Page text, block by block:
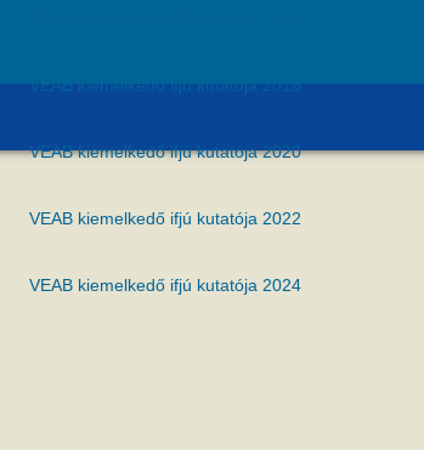
VEAB kiemelkedő ifjú kutatója 2018
VEAB kiemelkedő ifjú kutatója 2020
VEAB kiemelkedő ifjú kutatója 2022
VEAB kiemelkedő ifjú kutatója 2024